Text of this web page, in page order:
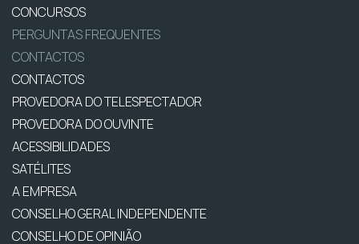
CONCURSOS
PERGUNTAS FREQUENTES
CONTACTOS
CONTACTOS
PROVEDORA DO TELESPECTADOR
PROVEDORA DO OUVINTE
ACESSIBILIDADES
SATÉLITES
A EMPRESA
CONSELHO GERAL INDEPENDENTE
CONSELHO DE OPINIÃO